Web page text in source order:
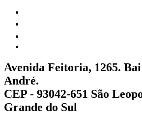
Avenida Feitoria, 1265.
André.
CEP - 93042-651 São
Grande do Sul